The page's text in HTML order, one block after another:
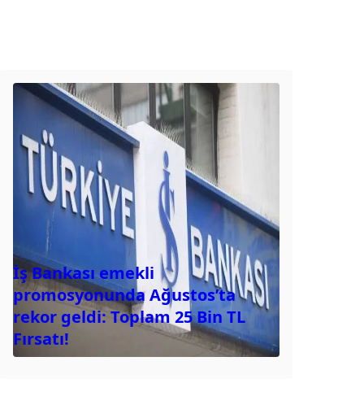
İş Bankası emekli
promosyonunda Ağustos’ta
rekor geldi: Toplam 25 Bin TL
Fırsatı!